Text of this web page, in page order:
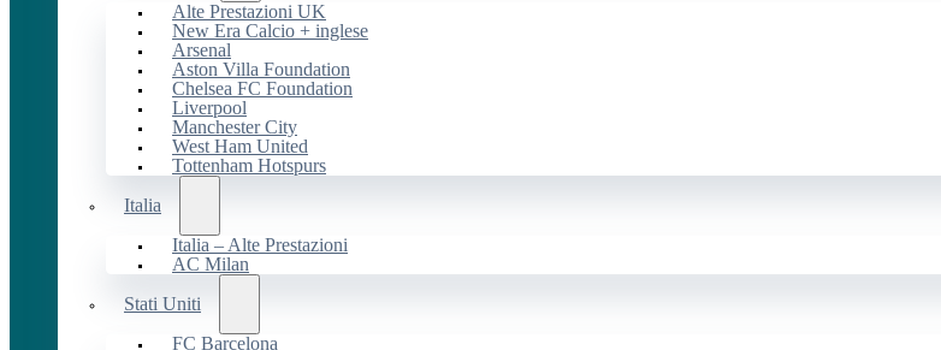
Alte Prestazioni UK
New Era Calcio + inglese
Arsenal
Aston Villa Foundation
Chelsea FC Foundation
Liverpool
Manchester City
West Ham United
Tottenham Hotspurs
Italia
Italia – Alte Prestazioni
AC Milan
Stati Uniti
FC Barcelona